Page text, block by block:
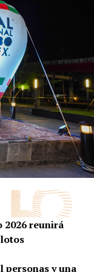
León, la
Alfaro García,
en la
necesitan.
buenas
modelo a
replicar e
Irapuato en
la necesidad
un acceso fácil
hoy ofrecen
IMUVI León y
para que
2026 reunirá
personas y una